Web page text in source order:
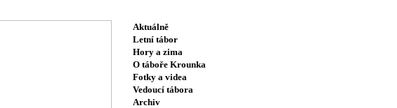
Aktuálně
Letní tábor
Hory a zima
O táboře Krounka
Fotky a videa
Vedoucí tábora
Archiv